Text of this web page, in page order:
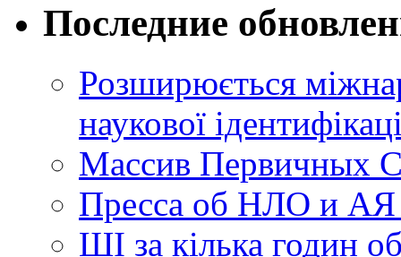
Последние
Розширюється
наукової
Массив Первичных
Пресса об НЛО и
ШІ за кілька годин